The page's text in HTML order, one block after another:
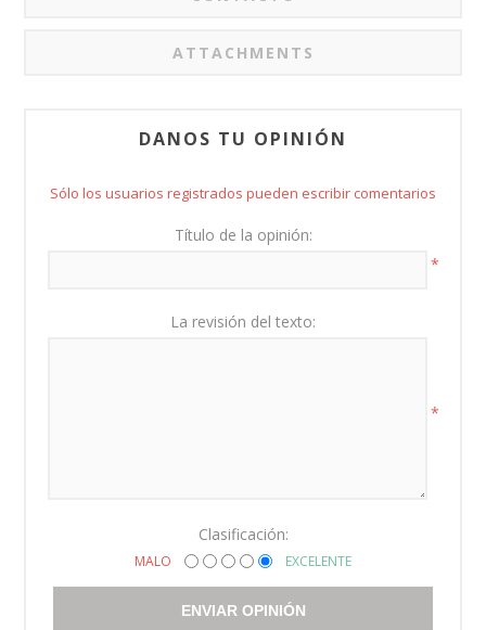
ATTACHMENTS
DANOS TU OPINIÓN
Sólo los usuarios registrados pueden escribir comentarios
Título de la opinión:
*
La revisión del texto:
*
Clasificación:
MALO EXCELENTE
ENVIAR OPINIÓN